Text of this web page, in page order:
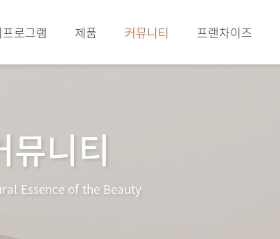
로그램 제품 커뮤니티 프랜차이즈
뮤니티
Essence of the Beauty